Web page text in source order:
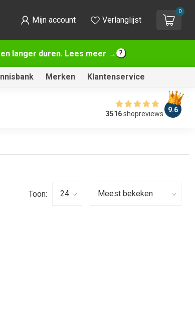
langer duren. Lees meer →
Mijn account Verlanglijst
0
Merken Klantenservice
3516shopreviews 9.6
Toon: